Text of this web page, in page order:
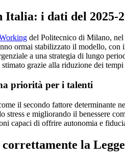
Italia: i dati del 2025-
del Politecnico di Milano, nel
ormai stabilizzato il modello,
a una strategia di lungo
grazie alla riduzione dei
priorità per i talenti
il secondo fattore
e migliorando il benessere
capaci di offrire autonomia e
la